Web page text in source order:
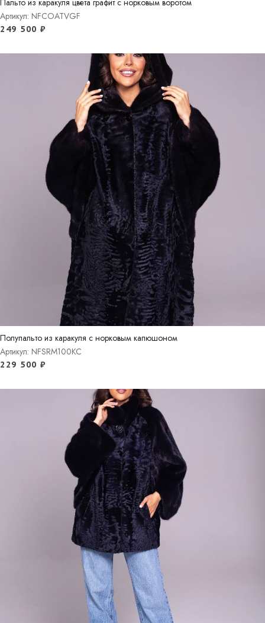
Пальто из каракуля цвета графит с норковым воротом
Артикул: NFCOATVGF
249 500 ₽
Полупальто из каракуля с норковым капюшоном
Артикул: NFSRM100KC
229 500 ₽